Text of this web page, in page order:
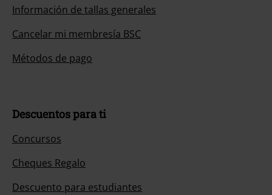
Descuentos para ti